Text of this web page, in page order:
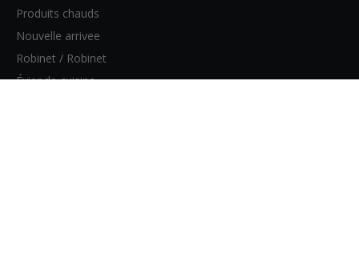
Produits chauds
Nouvelle arrivee
Robinet / Robinet
Évier de cuisine